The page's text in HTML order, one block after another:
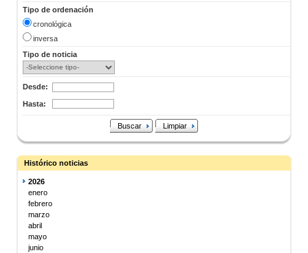
Tipo de ordenación
cronológica
inversa
Tipo de noticia
Desde:
Hasta:
Buscar Limpiar
Histórico noticias
2026
enero
febrero
marzo
abril
mayo
junio